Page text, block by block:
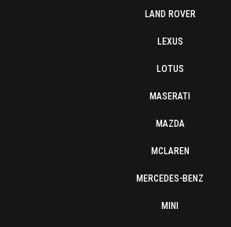
LAND ROVER
LEXUS
LOTUS
MASERATI
MAZDA
MCLAREN
MERCEDES-BENZ
MINI